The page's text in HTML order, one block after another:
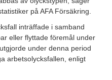
på AFA Försäkring.
inträffade i samband
eller flyttade föremål under
under denna period
arbetsolycksfallen, enligt